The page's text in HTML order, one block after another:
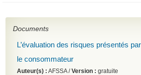
Documents
L’évaluation des risques présentés
le consommateur
Auteur(s) : AFSSA /Version : gratuite